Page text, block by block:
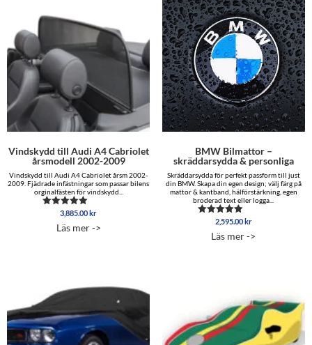
Vindskydd till Audi A4 Cabriolet
årsmodell 2002-2009
Vindskydd till Audi A4 Cabriolet årsm 2002-
2009. Fjädrade infästningar som passar bilens
orginalfästen för vindskydd...
Betygsatt
av 5
3,885.00 kr
Läs mer ->
BMW Bilmattor –
skräddarsydda & personliga
Skräddarsydda för perfekt passform till just
din BMW. Skapa din egen design; välj färg på
mattor & kantband, hälförstärkning, egen
broderad text eller logga...
Betygsatt
av 5
2,595.00 kr
Läs mer ->